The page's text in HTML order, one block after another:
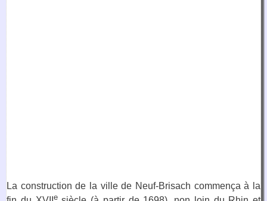
La construction de la ville de Neuf-Brisach commença à la
e